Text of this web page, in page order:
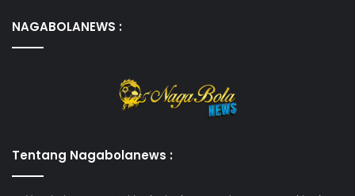
NAGABOLANEWS :
Tentang Nagabolanews :